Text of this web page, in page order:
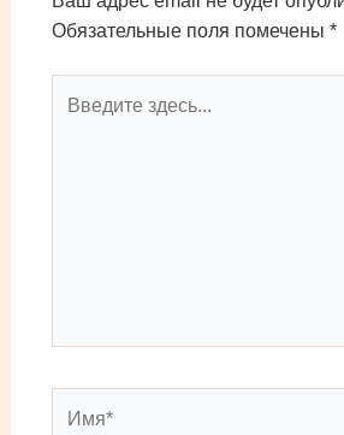
Обязательные поля помечены *
здесь...